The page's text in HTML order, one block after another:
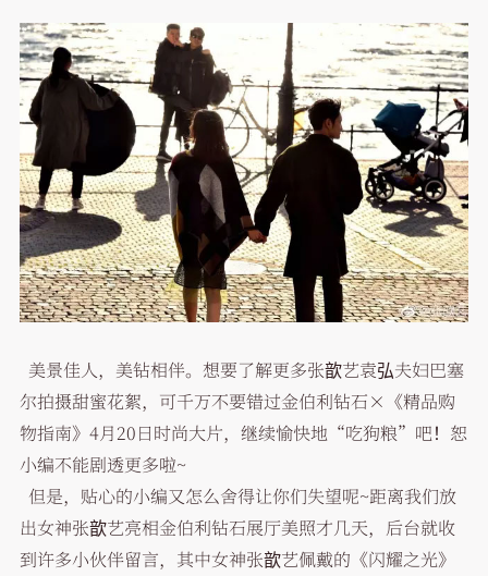
美景佳人，美钻相伴。想要了解更多张歆艺袁弘夫妇巴塞
尔拍摄甜蜜花絮，可千万不要错过金伯利钻石×《精品购
物指南》4月20日时尚大片，继续愉快地“吃狗粮”吧！恕
小编不能剧透更多啦~
但是，贴心的小编又怎么舍得让你们失望呢~距离我们放
出女神张歆艺亮相金伯利钻石展厅美照才几天，后台就收
到许多小伙伴留言，其中女神张歆艺佩戴的《闪耀之光》